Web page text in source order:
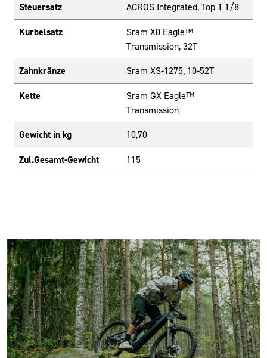
Steuersatz ACROS Integrated, Top 1 1/8
Kurbelsatz
Sram X0 Eagle™
Transmission, 32T
Zahnkränze Sram XS-1275, 10-52T
Kette
Sram GX Eagle™
Transmission
Gewicht in kg 10,70
Zul.Gesamt-Gewicht 115